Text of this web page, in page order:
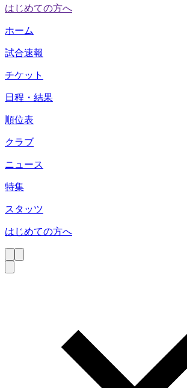
はじめての方へ
ホーム
試合速報
チケット
日程・結果
順位表
クラブ
ニュース
特集
スタッツ
はじめての方へ